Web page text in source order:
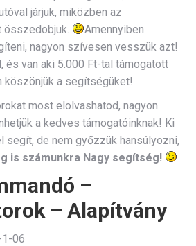
járjuk, miközben az
Amennyiben
nagyon szívesen vesszük azt!
és van aki 5.000 Ft-tal támogatott
köszönjük a segítségüket!
most elolvashatod, nagyon
a kedves támogatóinknak! Ki
segít, de nem győzzük hansúlyozni,
is számunkra Nagy segítség!
–
– Alapítvány
06